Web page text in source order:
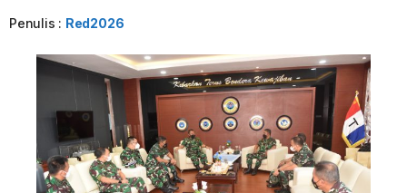
Penulis : Red2026